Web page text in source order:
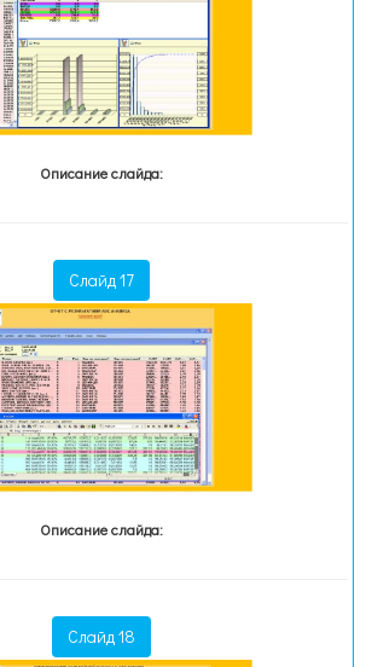
Описание слайда:
Слайд 17
Описание слайда:
Слайд 18